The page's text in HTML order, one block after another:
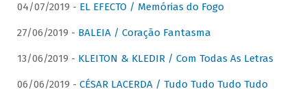
04/07/2019 - EL EFECTO / Memórias do Fogo
27/06/2019 - BALEIA / Coração Fantasma
13/06/2019 - KLEITON & KLEDIR / Com Todas As Letras
06/06/2019 - CÉSAR LACERDA / Tudo Tudo Tudo Tudo